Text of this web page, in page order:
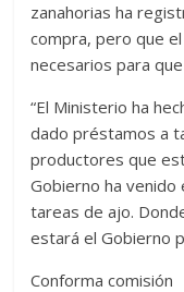
zanahorias ha
compra, pero que
necesarios para
“El Ministerio ha
dado préstamos a
productores que
Gobierno ha venido
tareas de ajo.
estará el Gobierno
Conforma comisión